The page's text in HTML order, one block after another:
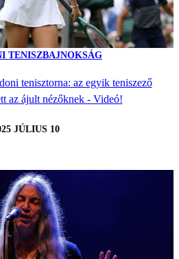
TENISZBAJNOKSÁG
tenisztorna: az egyik teniszező
az ájult nézőknek - Videó!
JÚLIUS 10